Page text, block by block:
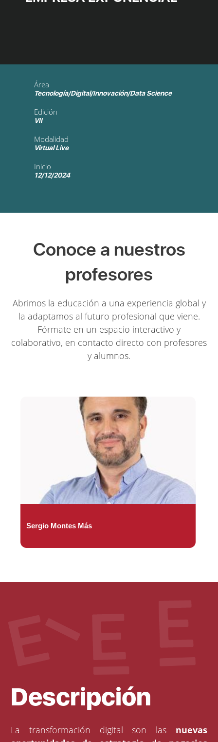
Área
Tecnología/Digital/Innovación/Data Science
Edición
VII
Modalidad
Virtual Live
Inicio
12/12/2024
Conoce a nuestros
profesores
Abrimos la educación a una experiencia global y
la adaptamos al futuro profesional que viene.
Fórmate en un espacio interactivo y
colaborativo, en contacto directo con profesores
y alumnos.
Sergio Montes Más
Descripción
La transformación digital son las nuevas